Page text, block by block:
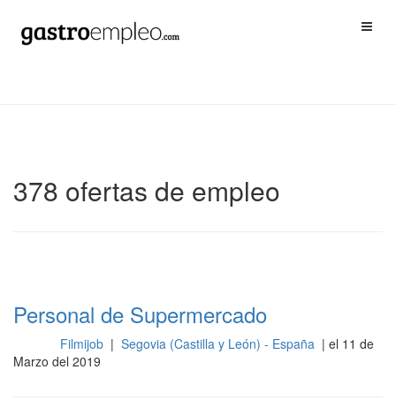
378 ofertas de empleo
Personal de Supermercado
Filmijob | Segovia (Castilla y León) - España | el 11 de
Marzo del 2019